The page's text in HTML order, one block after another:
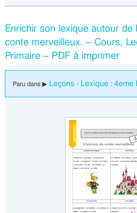
Enrichir son lexique autour de
conte merveilleux. – Cours,
Primaire – PDF à imprimer
Paru dans ▶ Leçons - Lexique : 4eme